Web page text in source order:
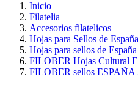
Inicio
Filatelia
Accesorios filatelicos
Hojas para Sellos de España
Hojas para sellos de
FILOBER Hojas Cultural
FILOBER sellos ESPAÑA